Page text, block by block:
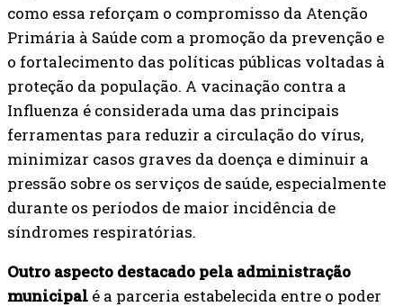
como essa reforçam o compromisso da Atenção
Primária à Saúde com a promoção da prevenção e
o fortalecimento das políticas públicas voltadas à
proteção da população. A vacinação contra a
Influenza é considerada uma das principais
ferramentas para reduzir a circulação do vírus,
minimizar casos graves da doença e diminuir a
pressão sobre os serviços de saúde, especialmente
durante os períodos de maior incidência de
síndromes respiratórias.
Outro aspecto destacado pela administração
municipal é a parceria estabelecida entre o poder